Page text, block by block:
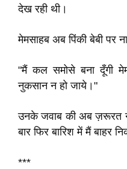
देख रही थी।
मेमसाहब अब पिंकी बेबी पर
"मैं कल समोसे बना दूँगी
नुकसान न हो जाये।"
उनके जवाब की अब ज़रूरत
बार फिर बारिश में मैं बाहर
***